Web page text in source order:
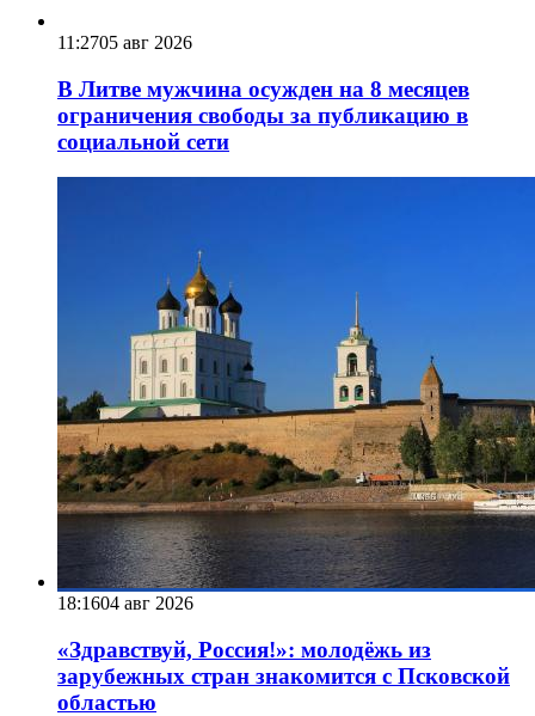
11:2705 авг 2026
В Литве мужчина осужден на 8 месяцев
ограничения свободы за публикацию в
социальной сети
18:1604 авг 2026
«Здравствуй, Россия!»: молодёжь из
зарубежных стран знакомится с Псковской
областью